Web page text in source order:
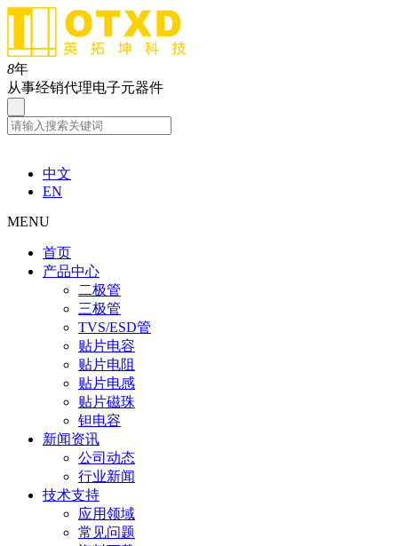
8年
从事经销代理电子元器件
中文
EN
MENU
首页
产品中心
二极管
三极管
TVS/ESD管
贴片电容
贴片电阻
贴片电感
贴片磁珠
钽电容
新闻资讯
公司动态
行业新闻
技术支持
应用领域
常见问题